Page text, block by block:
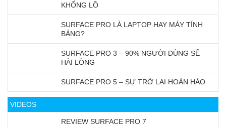
KHỔNG LỒ
SURFACE PRO LÀ LAPTOP HAY MÁY TÍNH
BẢNG?
SURFACE PRO 3 – 90% NGƯỜI DÙNG SẼ
HÀI LÒNG
SURFACE PRO 5 – SỰ TRỞ LẠI HOÀN HẢO
VIDEOS
REVIEW SURFACE PRO 7